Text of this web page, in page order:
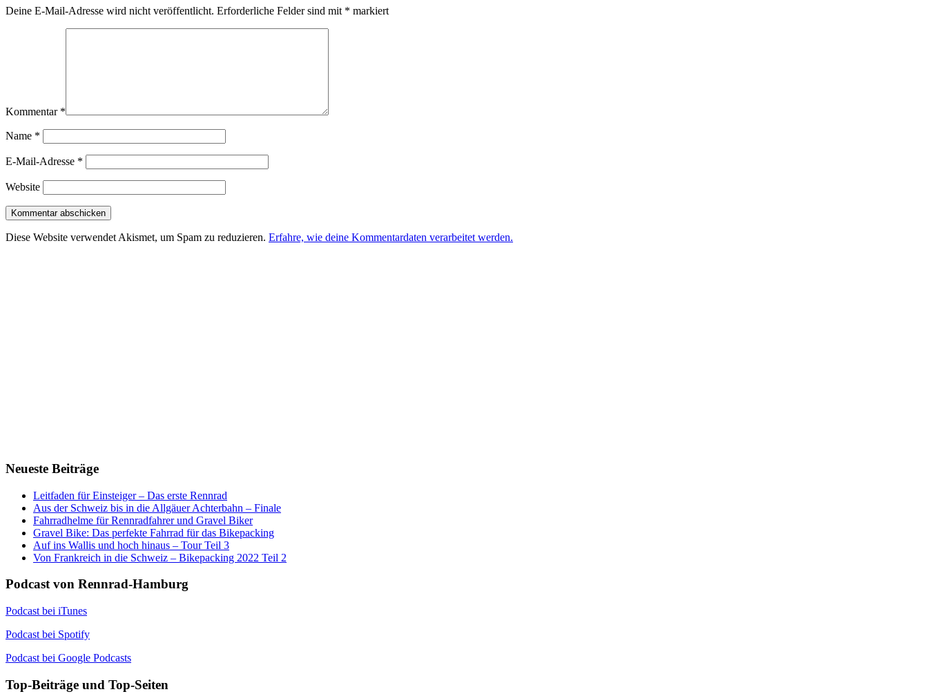
Deine E-Mail-Adresse wird nicht veröffentlicht. Erforderliche Felder sind mit * markiert
Kommentar *
Name *
E-Mail-Adresse *
Website
Diese Website verwendet Akismet, um Spam zu reduzieren. Erfahre, wie deine Kommentardaten verarbeitet werden.
Neueste Beiträge
Leitfaden für Einsteiger – Das erste Rennrad
Aus der Schweiz bis in die Allgäuer Achterbahn – Finale
Fahrradhelme für Rennradfahrer und Gravel Biker
Gravel Bike: Das perfekte Fahrrad für das Bikepacking
Auf ins Wallis und hoch hinaus – Tour Teil 3
Von Frankreich in die Schweiz – Bikepacking 2022 Teil 2
Podcast von Rennrad-Hamburg
Podcast bei iTunes
Podcast bei Spotify
Podcast bei Google Podcasts
Top-Beiträge und Top-Seiten